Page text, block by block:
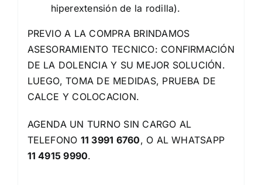
hiperextensión de la rodilla).
PREVIO A LA COMPRA BRINDAMOS
ASESORAMIENTO TECNICO: CONFIRMACIÓN
DE LA DOLENCIA Y SU MEJOR SOLUCIÓN.
LUEGO, TOMA DE MEDIDAS, PRUEBA DE
CALCE Y COLOCACION.
AGENDA UN TURNO SIN CARGO AL
TELEFONO 11 3991 6760, O AL WHATSAPP
11 4915 9990.